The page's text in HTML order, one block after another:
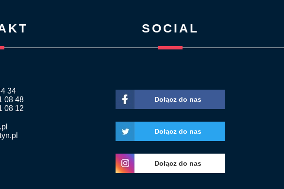
34
08 48
08 12
SOCIAL
Dołącz do nas
Dołącz do nas
Dołącz do nas